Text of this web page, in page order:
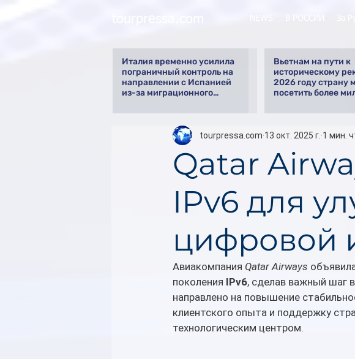
Италия временно усилила
пограничный контроль на
направлении с Испанией
из-за миграционного
Вьетнам на пути к
историческому
2026 году страну
посетить более
Qatar
IPv6 для
цифровой
tourpressa.com 13 окт. 2025 г. 1 мин.
Авиакомпания Qatar Airways
поколения IPv6, сделав важный шаг
направлено на повышение
клиентского опыта и поддержку
технологическим центром.